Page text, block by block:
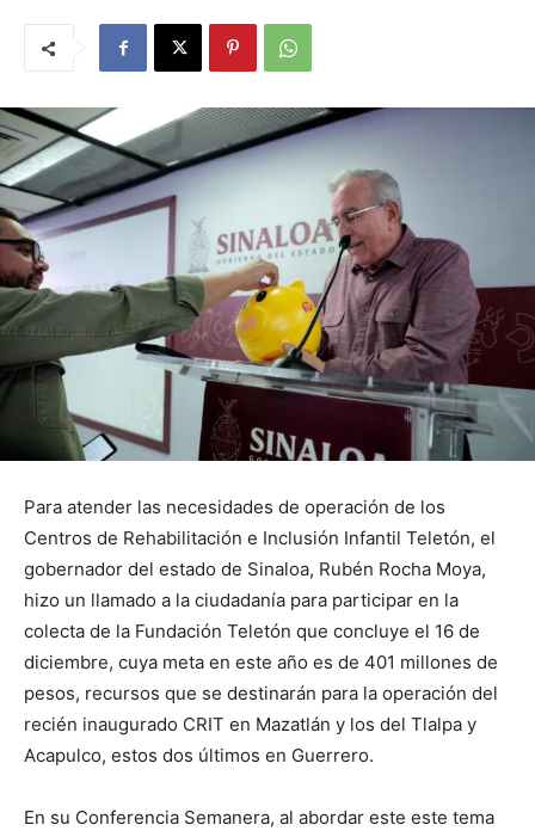
Para atender las necesidades de operación de los
Centros de Rehabilitación e Inclusión Infantil Teletón, el
gobernador del estado de Sinaloa, Rubén Rocha Moya,
hizo un llamado a la ciudadanía para participar en la
colecta de la Fundación Teletón que concluye el 16 de
diciembre, cuya meta en este año es de 401 millones de
pesos, recursos que se destinarán para la operación del
recién inaugurado CRIT en Mazatlán y los del Tlalpa y
Acapulco, estos dos últimos en Guerrero.
En su Conferencia Semanera, al abordar este este tema